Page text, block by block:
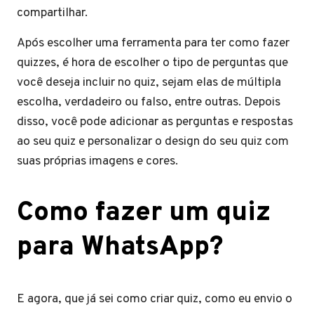
compartilhar.
Após escolher uma ferramenta para ter como fazer
quizzes, é hora de escolher o tipo de perguntas que
você deseja incluir no quiz, sejam elas de múltipla
escolha, verdadeiro ou falso, entre outras. Depois
disso, você pode adicionar as perguntas e respostas
ao seu quiz e personalizar o design do seu quiz com
suas próprias imagens e cores.
Como fazer um quiz
para WhatsApp?
E agora, que já sei como criar quiz, como eu envio o